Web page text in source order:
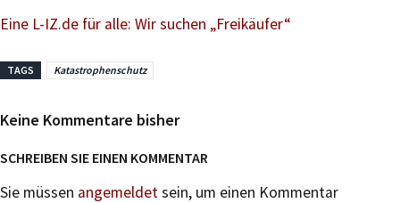
Eine L-IZ.de für alle: Wir suchen „Freikäufer“
TAGS Katastrophenschutz
Keine Kommentare bisher
SCHREIBEN SIE EINEN KOMMENTAR
Sie müssen angemeldetsein, um einen Kommentar